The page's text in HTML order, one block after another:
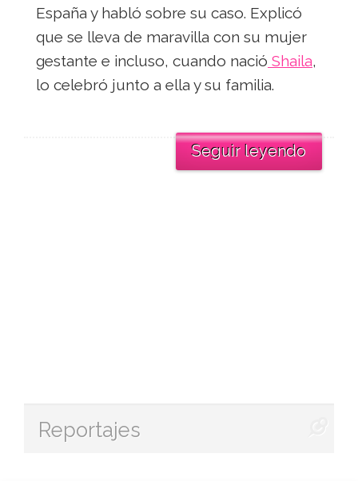
España y habló sobre su caso. Explicó
que se lleva de maravilla con su mujer
gestante e incluso, cuando nació Shaila,
lo celebró junto a ella y su familia.
Seguir leyendo
Reportajes